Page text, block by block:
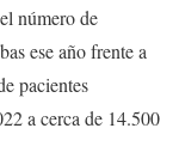
número de
ese año frente a
pacientes
a cerca de 14.500